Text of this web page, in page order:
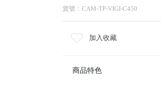
貨號：CAM-TP-VIGI-C450
加入收藏
商品特色